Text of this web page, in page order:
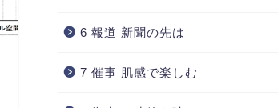
6 報道 新聞の先は
7 催事 肌感で楽しむ